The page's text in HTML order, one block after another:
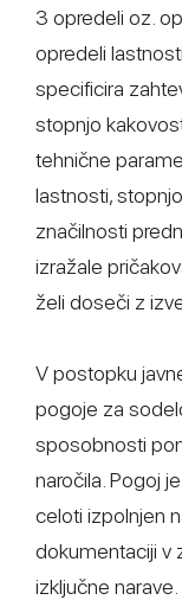
3 opredeli oz.
opredeli
specificira
stopnjo
tehnične
lastnosti,
značilnosti
izražale
želi doseči z
V postopku
pogoje za
sposobnosti
naročila. Pogoj
celoti izpolnjen
dokumentaciji v
izključne